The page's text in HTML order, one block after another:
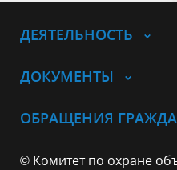
ДЕЯТЕЛЬНОСТЬ
ДОКУМЕНТЫ
ОБРАЩЕНИЯ
© Комитет по охране